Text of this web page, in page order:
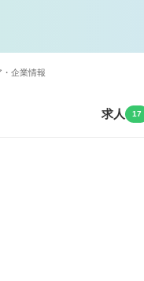
企業情報
求人 17